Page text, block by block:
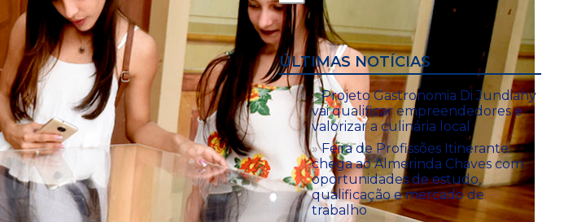
ÚLTIMAS NOTÍCIAS
Projeto Gastronomia Di Jundiahy
vai qualificar empreendedores e
valorizar a culinária local
Feira de Profissões Itinerante
chega ao Almerinda Chaves com
oportunidades de estudo,
qualificação e mercado de
trabalho